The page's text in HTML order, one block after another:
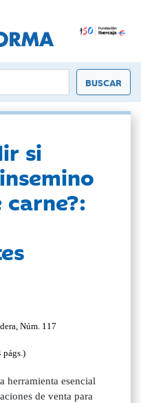
si
carne?:
Núm. 117
págs.)
herramienta esencial
de venta para